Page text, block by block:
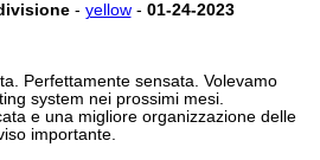
- yellow- 01-24-2023
Perfettamente sensata. Volevamo
system nei prossimi mesi.
e una migliore organizzazione delle
importante.